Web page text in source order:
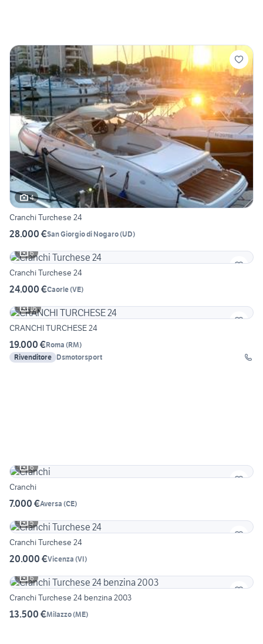
4
Cranchi Turchese 24
28.000 €San Giorgio di Nogaro(UD)
6
Cranchi Turchese 24
24.000 €Caorle(VE)
16
CRANCHI TURCHESE 24
19.000 €Roma (RM)
Rivenditore Dsmotorsport
6
Cranchi
7.000 €Aversa (CE)
5
Cranchi Turchese 24
20.000 €Vicenza (VI)
6
Cranchi Turchese 24 benzina 2003
13.500 €Milazzo(ME)